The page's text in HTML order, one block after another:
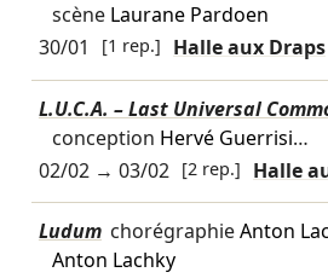
scène Laurane Pardoen
30/01
[1 rep.] Halle aux Draps
L.U.C.A. – Last Universal
conception Hervé Guerrisi…
02/02→ 03/02 [2 rep.] Halle
Ludum chorégraphieAnton
Anton Lachky